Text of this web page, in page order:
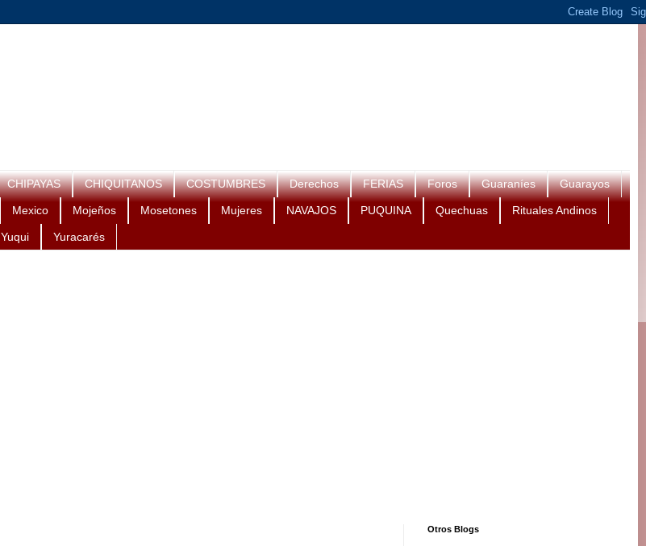
CHIPAYAS CHIQUITANOS COSTUMBRES Derechos FERIAS Foros Guaraníes Guarayos
Mexico Mojeños Mosetones Mujeres NAVAJOS PUQUINA Quechuas Rituales Andinos
Yuqui Yuracarés
Otros Blogs